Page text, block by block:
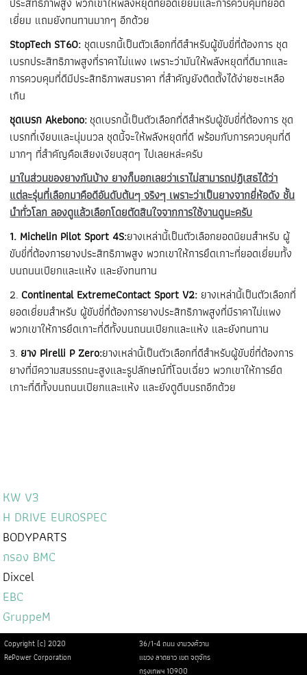
เยี่ยม แถมยังทนทานมากๆ อีกด้วย
StopTech ST60: ชุดเบรกนี้เป็นตัวเลือกที่ดีสำหรับผู้ขับขี่ที่ต้องการ ชุด
เบรกประสิทธิภาพสูงที่ราคาไม่แพง เพราะว่ามันให้พลังหยุดที่ดีมากและ
การควบคุมที่ดีมีประสิทธิภาพสมราคา ที่สำคัญยังติดตั้งได้ง่ายซะเหลือ
เกิน
ชุดเบรก Akebono: ชุดเบรกนี้เป็นตัวเลือกที่ดีสำหรับผู้ขับขี่ที่ต้องการ ชุด
เบรกที่เงียบและนุ่มนวล ชุดนี้จะให้พลังหยุดที่ดี พร้อมกับการควบคุมที่ดี
มากๆ ที่สำคัญคือเสียงเงียบสุดๆ ไปเลยหล่ะครับ
มาในส่วนของยางกันบ้าง ยางก็บอกเลยว่าเราไม่สามารถปฏิเสธได้ว่า
แต่ละรุ่นที่เลือกมาคือดีอันดับต้นๆ จริงๆ เพราะว่าเป็นยางจากยี่ห้อดัง ชั้น
นำทั่วโลก ลองดูแล้วเลือกโดยตัดสินใจจากการใช้งานดูนะครับ
1. Michelin Pilot Sport 4S:ยางเหล่านี้เป็นตัวเลือกยอดนิยมสำหรับ ผู้
ขับขี่ที่ต้องการยางประสิทธิภาพสูง พวกเขาให้การยึดเกาะที่ยอดเยี่ยมทั้ง
บนถนนเปียกและแห้ง และยังทนทาน
2. Continental ExtremeContact Sport V2: ยางเหล่านี้เป็นตัวเลือกที่
ยอดเยี่ยมสำหรับ ผู้ขับขี่ที่ต้องการยางประสิทธิภาพสูงที่มีราคาไม่แพง
พวกเขาให้การยึดเกาะที่ดีทั้งบนถนนเปียกและแห้ง และยังทนทาน
3. ยาง Pirelli P Zero:ยางเหล่านี้เป็นตัวเลือกที่ดีสำหรับผู้ขับขี่ที่ต้องการ
ยางที่มีความสมรรถนะสูงและรูปลักษณ์ที่โฉบเฉี่ยว พวกเขาให้การยึด
เกาะที่ดีทั้งบนถนนเปียกและแห้ง และยังดูดีบนรถอีกด้วย
KW V3
H DRIVE EUROSPEC
BODYPARTS
กรอง BMC
Dixcel
EBC
GruppeM
Copyright (c) 2020
36/1-4 ถนน งามวงศ์วาน
RePower Corporation
แขวง ลาดยาว เขต จตุจักร
กรุงเทพฯ 10900